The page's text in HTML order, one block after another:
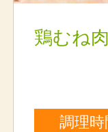
鶏むね
調理時